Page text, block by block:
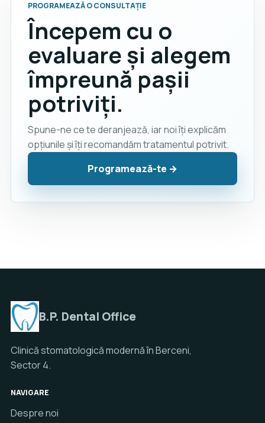
PROGRAMEAZĂ O CONSULTAȚIE
Începem cu o
evaluare și alegem
împreună pașii
potriviți.
Spune-ne ce te deranjează, iar noi îți explicăm
opțiunile și îți recomandăm tratamentul potrivit.
Programează-te →
B.P. Dental Office
Clinică stomatologică modernă în Berceni,
Sector 4.
NAVIGARE
Despre noi